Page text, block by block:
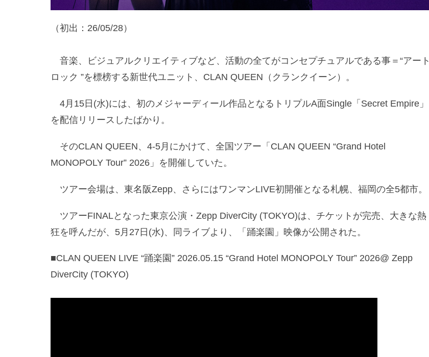
（初出：26/05/28）
音楽、ビジュアルクリエイティブなど、活動の全てがコンセプチュアルである事＝“アート
ロック ”を標榜する新世代ユニット、CLAN QUEEN（クランクイーン）。
4月15日(水)には、初のメジャーディール作品となるトリプルA面Single「Secret Empire」
を配信リリースしたばかり。
そのCLAN QUEEN、4-5月にかけて、全国ツアー「CLAN QUEEN “Grand Hotel
MONOPOLY Tour” 2026」を開催していた。
ツアー会場は、東名阪Zepp、さらにはワンマンLIVE初開催となる札幌、福岡の全5都市。
ツアーFINALとなった東京公演・Zepp DiverCity (TOKYO)は、チケットが完売、大きな熱
狂を呼んだが、5月27日(水)、同ライブより、「踊楽園」映像が公開された。
■CLAN QUEEN LIVE “踊楽園” 2026.05.15 “Grand Hotel MONOPOLY Tour” 2026@ Zepp
DiverCity (TOKYO)